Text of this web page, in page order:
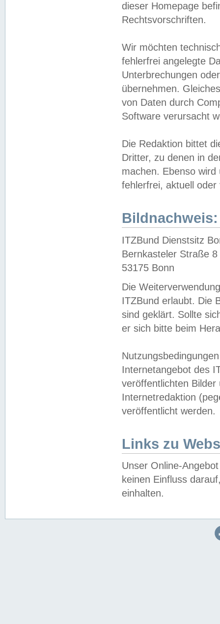
dieser Homepage
Rechtsvorschriften.
Wir möchten
fehlerfrei angelegte
Unterbrechungen
übernehmen.
von Daten durch
Software verursacht
Die Redaktion bittet
Dritter, zu denen in
machen. Ebenso
fehlerfrei, aktuell oder
Bildnachweis:
ITZBund Dienstsitz
Bernkasteler Straße 8
53175 Bonn
Die
ITZBund erlaubt. Die
sind geklärt. Sollte
er sich bitte beim
Internetangebot des
veröffentlichten
Internetredaktion
veröffentlicht werden.
Links zu
Unser Online-
keinen Einfluss
einhalten.